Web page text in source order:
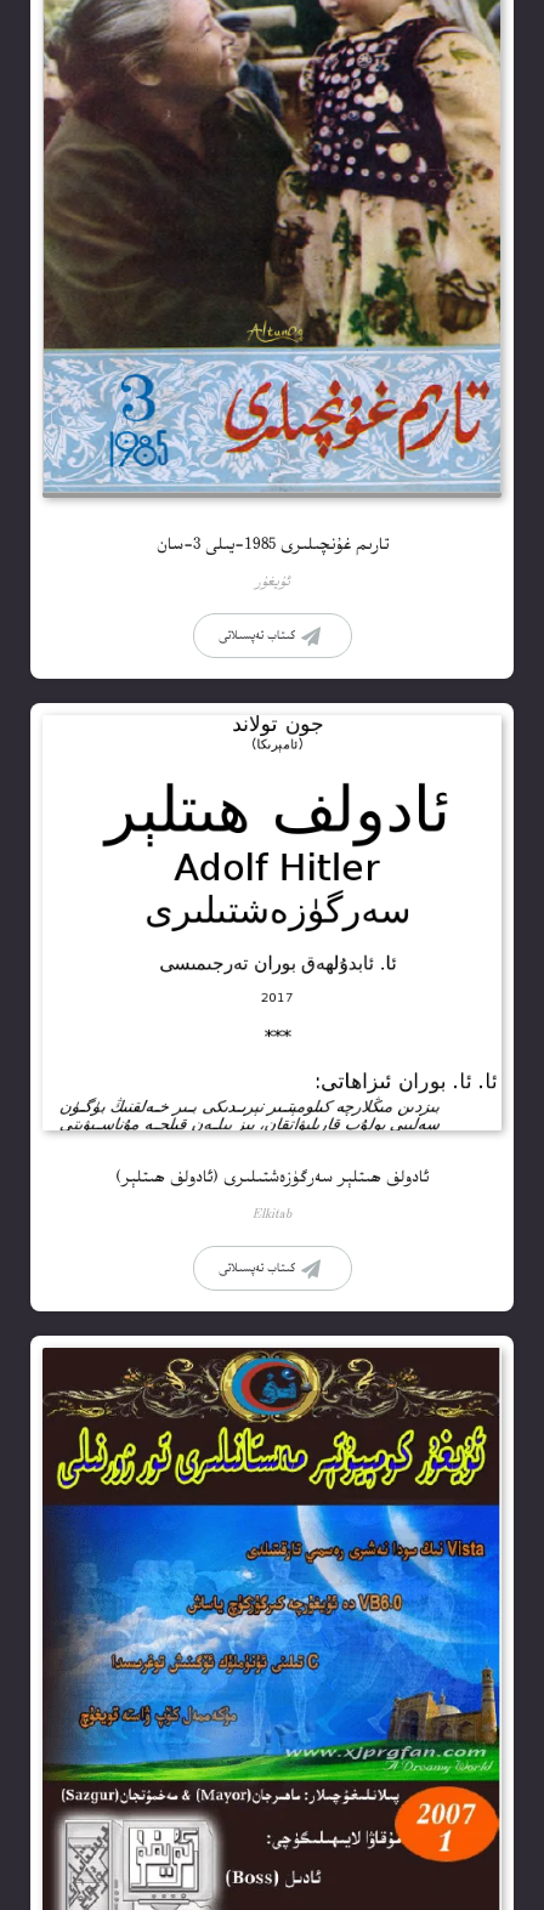
تارىم غۇنچىلىرى 1985-يىلى 3-سان
ئۇيغۇر
كىتاب تەپسىلاتى
ئادولف ھىتلېر سەرگۈزەشتىلىرى (ئادولف ھىتلېر)
Elkitab
كىتاب تەپسىلاتى